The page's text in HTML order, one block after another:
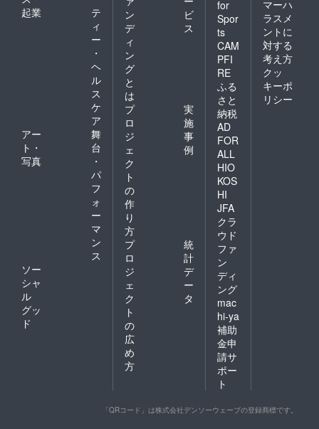
起業
テ
ィ
ー
・
ヘ
ル
ス
ケ
ア
アー
ト・
写真
舞
台
・
パ
フ
ォ
ー
マ
ン
ス
ソー
シャ
ル
グッ
ド
ン
デ
ィ
ン
グ
と
は
ビ
ス
プ
ロ
ジ
ェ
ク
ト
の
作
り
方
実
施
事
例
プ
ロ
ジ
ェ
ク
ト
の
広
め
方
統
計
デ
ー
タ
for
Spor
ts
CAM
PFI
RE
ふる
さと
納税
AD
FOR
ALL
HIO
KOS
HI
JFA
クラ
ウド
ファ
ン
ディ
ング
mac
hi-ya
補助
金申
請サ
ポー
ト
マーハ
ラスメ
ントに
対する
考え方
クッ
キーポ
リシー
「QRコード」は株式会社デンソーウェーブの登録商標です。